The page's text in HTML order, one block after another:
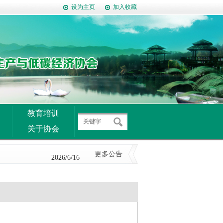
设为主页 加入收藏
教育培训
关于协会
2014/9/9
2026/7/10
2026/6/16 更多公告